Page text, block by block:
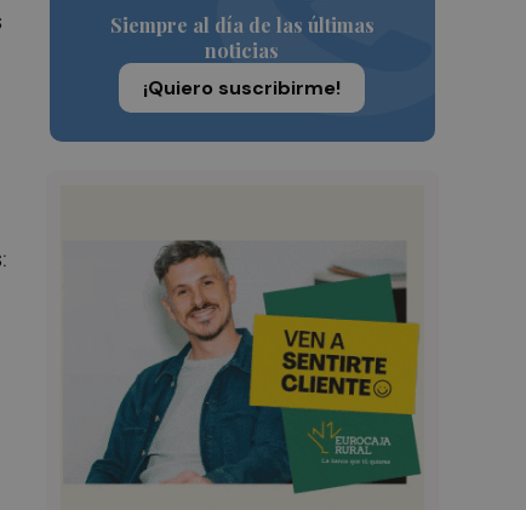
Siempre al día de las últimas
noticias
¡Quiero suscribirme!